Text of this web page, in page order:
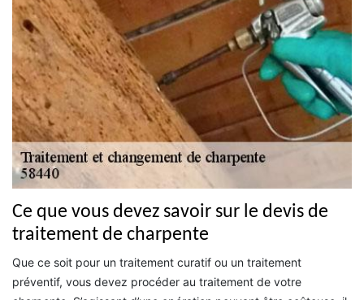
Ce que vous devez savoir sur le devis de
traitement de charpente
Que ce soit pour un traitement curatif ou un traitement
préventif, vous devez procéder au traitement de votre